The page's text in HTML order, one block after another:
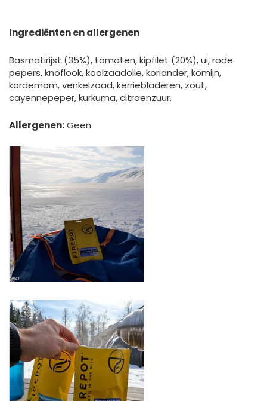
Ingrediënten en allergenen
Basmatirijst (35%), tomaten, kipfilet (20%), ui, rode
pepers, knoflook, koolzaadolie, koriander, komijn,
kardemom, venkelzaad, kerriebladeren, zout,
cayennepeper, kurkuma, citroenzuur.
Allergenen:Geen